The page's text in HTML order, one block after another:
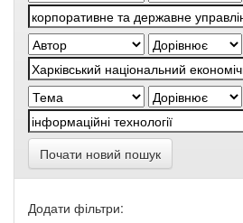
Почати новий пошук
Додати фільтри: